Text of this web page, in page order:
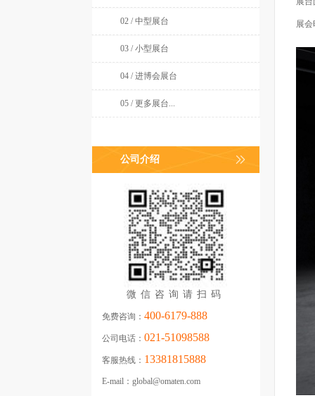
02 / 中型展台
03 / 小型展台
04 / 进博会展台
05 / 更多展台...
公司介绍
微信咨询请扫码
免费咨询： 400-6179-888
公司电话： 021-51098588
客服热线： 13381815888
E-mail： global@omaten.com
展会